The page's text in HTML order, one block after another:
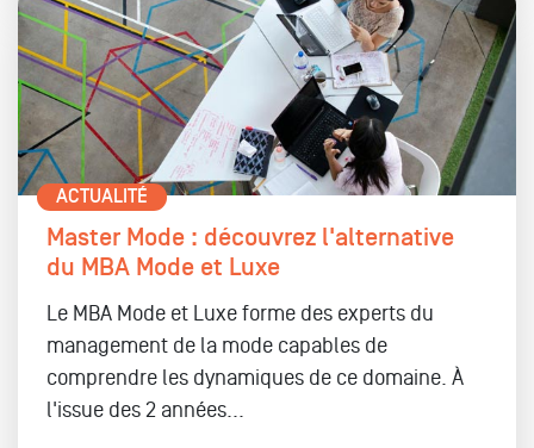
ACTUALITÉ
Master Mode : découvrez l'alternative
du MBA Mode et Luxe
Le MBA Mode et Luxe forme des experts du
management de la mode capables de
comprendre les dynamiques de ce domaine. À
l'issue des 2 années...